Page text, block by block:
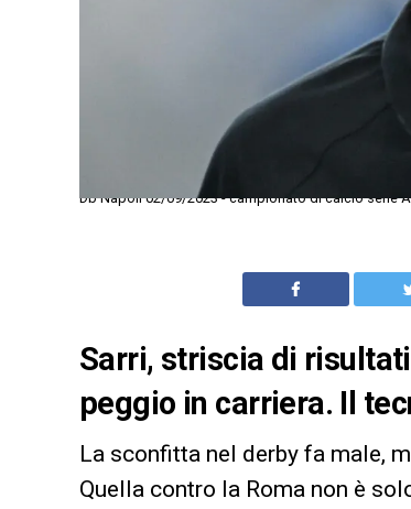
Db Napoli 02/09/2023 - campionato di calcio serie
Sarri, striscia di
peggio in carriera. Il
La sconfitta nel derby fa male,
Quella contro la Roma non è